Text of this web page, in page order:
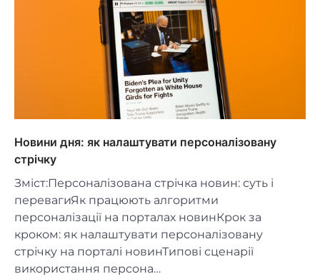
Новини дня: як налаштувати персоналізовану
стрічку
Зміст:Персоналізована стрічка новин: суть і
перевагиЯк працюють алгоритми
персоналізації на порталах новинКрок за
кроком: як налаштувати персоналізовану
стрічку на порталі новинТипові сценарії
використання персона…